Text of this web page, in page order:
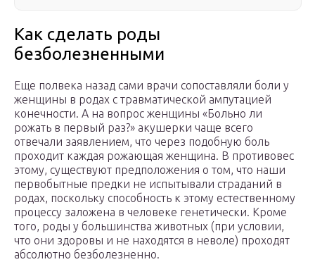
Как сделать роды
безболезненными
Еще полвека назад сами врачи сопоставляли боли у
женщины в родах с травматической ампутацией
конечности. А на вопрос женщины «Больно ли
рожать в первый раз?» акушерки чаще всего
отвечали заявлением, что через подобную боль
проходит каждая рожающая женщина. В противовес
этому, существуют предположения о том, что наши
первобытные предки не испытывали страданий в
родах, поскольку способность к этому естественному
процессу заложена в человеке генетически. Кроме
того, роды у большинства животных (при условии,
что они здоровы и не находятся в неволе) проходят
абсолютно безболезненно.